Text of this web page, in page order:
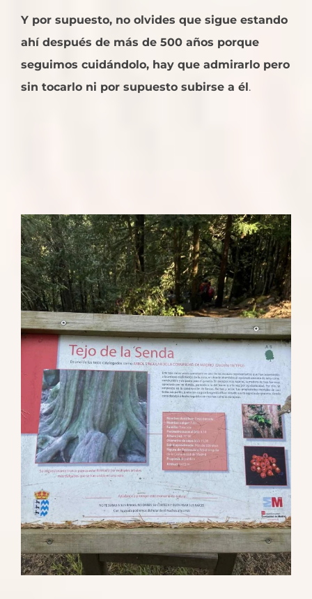
Y por supuesto, no olvides que sigue estando
ahí después de más de 500 años porque
seguimos cuidándolo, hay que admirarlo pero
sin tocarlo ni por supuesto subirse a él.